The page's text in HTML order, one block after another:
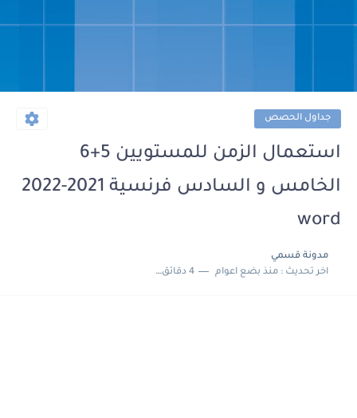
جداول الحصص
استعمال الزمن للمستويين 5+6
الخامس و السادس فرنسية 2021-2022
word
مدونة قسمي
اخر تحديث :منذ بضع اعوام 4 دقائق للقراءة